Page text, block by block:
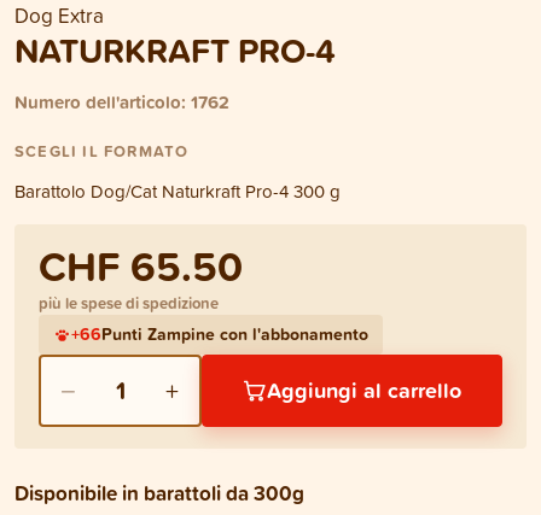
Dog Extra
NATURKRAFT PRO-4
Numero dell'articolo: 1762
SCEGLI IL FORMATO
Barattolo Dog/Cat Naturkraft Pro-4 300 g
CHF 65.50
più le spese di spedizione
+66Punti Zampine con l'abbonamento
− 1 + Aggiungi al carrello
Disponibile in barattoli da 300g